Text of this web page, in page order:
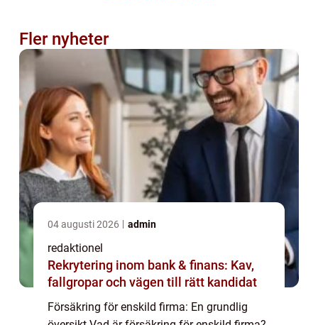
Fler nyheter
04 augusti 2026 admin
redaktionel
Rekrytering inom bank & finans: Kav,
fallgropar och vägen till rätt kandidat
Försäkring för enskild firma: En grundlig